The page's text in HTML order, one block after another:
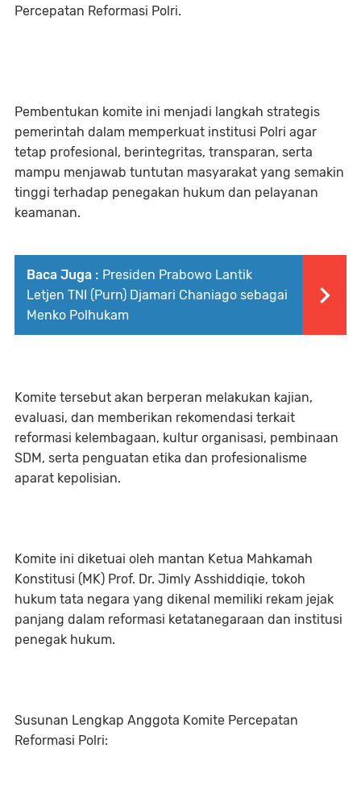
Percepatan Reformasi Polri.
Pembentukan komite ini menjadi langkah strategis
pemerintah dalam memperkuat institusi Polri agar
tetap profesional, berintegritas, transparan, serta
mampu menjawab tuntutan masyarakat yang semakin
tinggi terhadap penegakan hukum dan pelayanan
keamanan.
Baca Juga : Presiden Prabowo Lantik
Letjen TNI (Purn) Djamari Chaniago sebagai
Menko Polhukam
Komite tersebut akan berperan melakukan kajian,
evaluasi, dan memberikan rekomendasi terkait
reformasi kelembagaan, kultur organisasi, pembinaan
SDM, serta penguatan etika dan profesionalisme
aparat kepolisian.
Komite ini diketuai oleh mantan Ketua Mahkamah
Konstitusi (MK) Prof. Dr. Jimly Asshiddiqie, tokoh
hukum tata negara yang dikenal memiliki rekam jejak
panjang dalam reformasi ketatanegaraan dan institusi
penegak hukum.
Susunan Lengkap Anggota Komite Percepatan
Reformasi Polri: